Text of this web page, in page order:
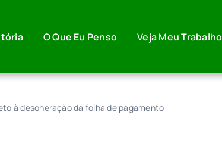
O Que Eu Penso Veja Meu Trabalho
à desoneração da folha de pagamento